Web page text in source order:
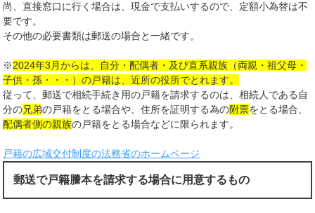
尚、直接窓口に行く場合は、現金で支払いするので、定額小為替は不
要です。
その他の必要書類は郵送の場合と一緒です。
※2024年3月からは、自分・配偶者・及び直系親族（両親・祖父母・
子供・孫・・・）の戸籍は、近所の役所でとれます。
従って、郵送で相続手続き用の戸籍を請求するのは、相続人である自
分の兄弟の戸籍をとる場合や、住所を証明する為の附票をとる場合、
配偶者側の親族の戸籍をとる場合などに限られます。
戸籍の広域交付制度の法務省のホームページ
郵送で戸籍謄本を請求する場合に用意するもの